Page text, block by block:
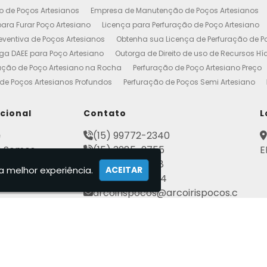
de Poços Artesianos Empresa de Manutenção de Poços Artesianos
Furar Poço Artesiano Licença para Perfuração de Poço Artesiano
de Poços Artesianos Obtenha sua Licença de Perfuração de
DAEE para Poço Artesiano
Outorga de Direito de uso de Recursos
de Poço Artesiano na Rocha Perfuração de Poço Artesiano Preço
Poços Artesianos Profundos Perfuração de Poços Semi Artesiano
Projeto de Perfuração de Poços Artesianos
Quanto Custa o
Licença de Poço Artesiano Manutenção de Poço Artesiano
Poço Tubular Profundo Poços
de Poço Artesiano Poços Artesianos
Outorga Poços Artesianos
Conserto de Bombas de Poço Artesiano Perfuração de Poços
Somos
Contato
(15) 99772-2340
(15) 3285-2755
(15) 3282-2568
(15) 99802-7184
arcoirispocos@arcoirispocos.c
melhor experiência. ACEITAR